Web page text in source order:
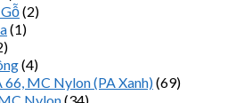
(2)
(1)
(4)
66, MC Nylon (PA Xanh)(69)